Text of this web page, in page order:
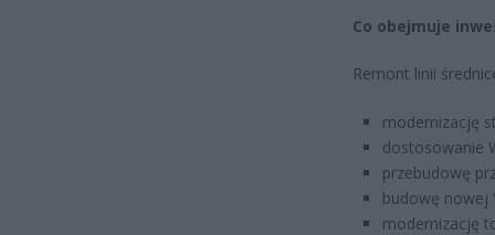
Co obejmuje
Remont linii
modernizację
dostosowanie
przebudowę
budowę nowej
modernizację